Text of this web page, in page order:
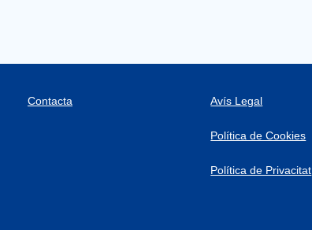
Contacta Avís Legal
Política de Cookies
Política de Privacitat